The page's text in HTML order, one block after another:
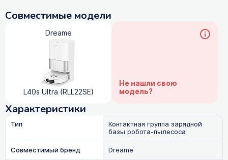
Совместимые модели
Dreame
L40s Ultra (RLL22SE)
Не нашли свою
модель?
Характеристики
Тип Контактная группа зарядной
базы робота-пылесоса
Совместимый бренд
Dreame